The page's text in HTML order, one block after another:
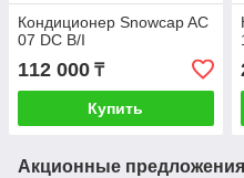
Кондиционер Snowcap AC
07 DC B/I
112 000 ₸
Купить
Акционные